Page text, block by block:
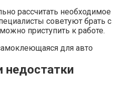
рассчитать необходимое
советуют брать с
приступить к работе.
недостатки